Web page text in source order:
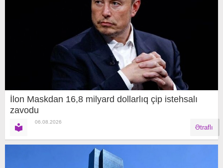
İlon Maskdan 16,8 milyard dollarlıq çip istehsalı
zavodu
06.08.2026
Ətraflı